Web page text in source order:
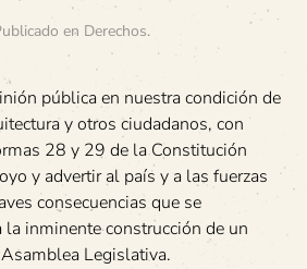
en Derechos.
pública en nuestra condición de
y otros ciudadanos, con
28 y 29 de la Constitución
y advertir al país y a las fuerzas
consecuencias que se
inminente construcción de un
Legislativa.